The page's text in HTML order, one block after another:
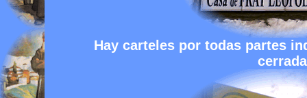
Hay carteles por todas partes
cerrada